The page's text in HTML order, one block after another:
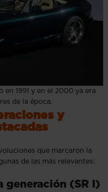
en 1991 y en el 2000 ya era
de la época.
y
que marcaron la
de las más relevantes:
generación (SR I)